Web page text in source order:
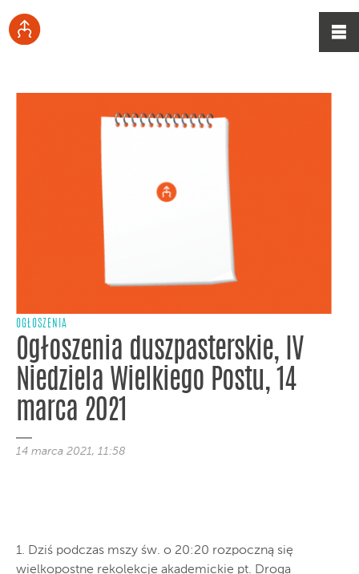
OGŁOSZENIA
Ogłoszenia duszpasterskie, IV
Niedziela Wielkiego Postu, 14
marca 2021
14 marca 2021, 11:58
1. Dziś podczas mszy św. o 20:20 rozpoczną się
wielkopostne rekolekcje akademickie pt. Droga